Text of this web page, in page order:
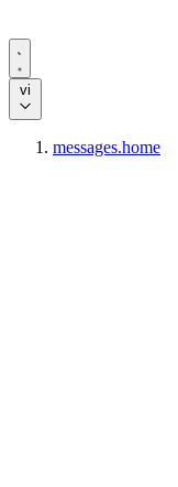
vi
messages.home